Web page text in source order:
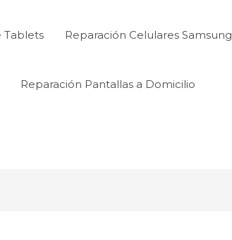
Tablets Reparación Celulares Samsung
Reparación Pantallas a Domicilio